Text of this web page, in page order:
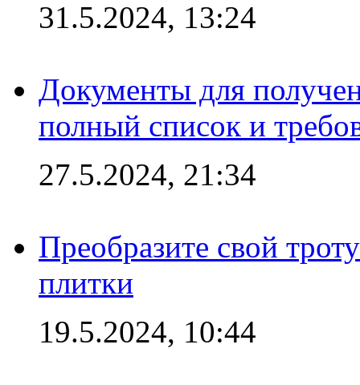
31.5.2024, 13:24
Документы для
полный список и
27.5.2024, 21:34
Преобразите свой
плитки
19.5.2024, 10:44